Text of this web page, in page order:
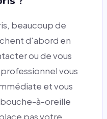
beaucoup de
d'abord en
ou de vous
vous
et vous
bouche-à-oreille